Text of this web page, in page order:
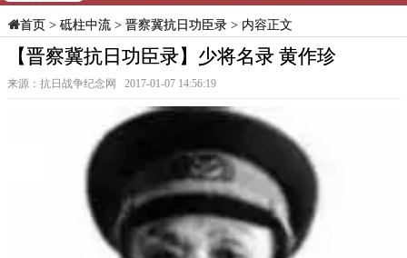
首页> 砥柱中流> 晋察冀抗日功臣录> 内容正文
【晋察冀抗日功臣录】少将名录 黄作珍
来源：抗日战争纪念网 2017-01-07 14:56:19